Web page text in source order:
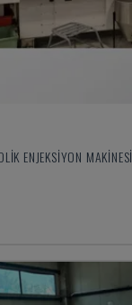
ENJEKSIYON MAKINESI